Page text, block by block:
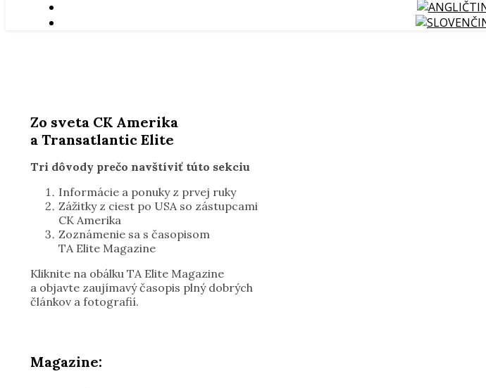
Zo sveta CK Amerika
a Transatlantic Elite
Tri dôvody prečo navštíviť túto sekciu
Informácie a ponuky z prvej ruky
Zážitky z ciest po USA so zástupcami
CK Amerika
Zoznámenie sa s časopisom
TA Elite Magazine
Kliknite na obálku TA Elite Magazine
a objavte zaujímavý časopis plný dobrých
článkov a fotografií.
Magazine: